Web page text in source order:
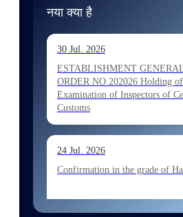
नया क्या है
30 Jul. 2026
ESTABLISHMENT
ORDER NO 202026 Holding
Examination of Inspectors of
Customs
24 Jul. 2026
Confirmation in the grade of